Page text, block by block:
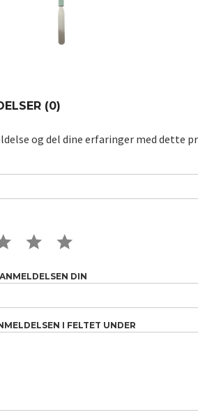
(0)
og del dine erfaringer med dette
4 STAR5 STAR
DIN
I FELTET UNDER